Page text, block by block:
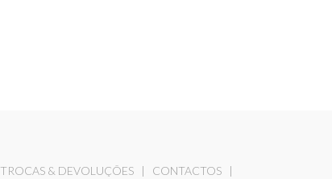
TROCAS & DEVOLUÇÕES| CONTACTOS|